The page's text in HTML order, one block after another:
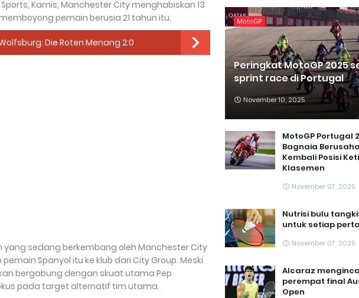
Kamis, Manchester City menghabiskan 13
pemain berusia 21 tahun itu.
Die Roten Menang 2:0
sedang berkembang oleh Manchester City
Spanyol itu ke klub dari City Group. Meski
bergabung dengan skuat utama Pep
pada target alternatif tim utama.
MotoGP
Peringkat MotoGP 2025
sprint race di Portugal
November 10, 2025
MotoGP Portugal
Bagnaia
Kembali Posisi
Klasemen
November 07, 2025
Nutrisi bulu
untuk setiap
November 07, 2025
Alcaraz
perempat final
Open